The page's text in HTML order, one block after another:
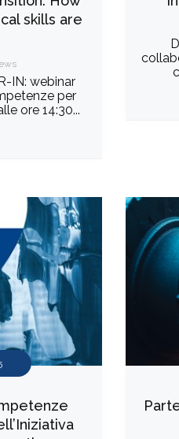
skills are
IN: webinar
per
ore 14:30...